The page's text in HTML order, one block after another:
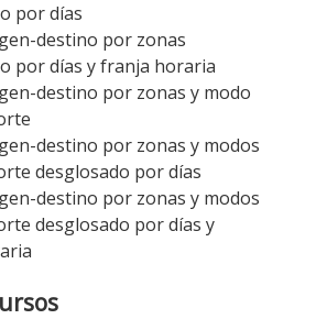
por días
destino por zonas
por días y franja horaria
destino por zonas y modo
destino por zonas y modos
desglosado por días
destino por zonas y modos
desglosado por días y